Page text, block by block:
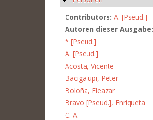
Contributors: A. [Pseud.]
Autoren dieser Ausgabe:
* [Pseud.]
A. [Pseud.]
Acosta, Vicente
Bacigalupi, Peter
Boloña, Eleazar
Bravo [Pseud.], Enriqueta
C. A.